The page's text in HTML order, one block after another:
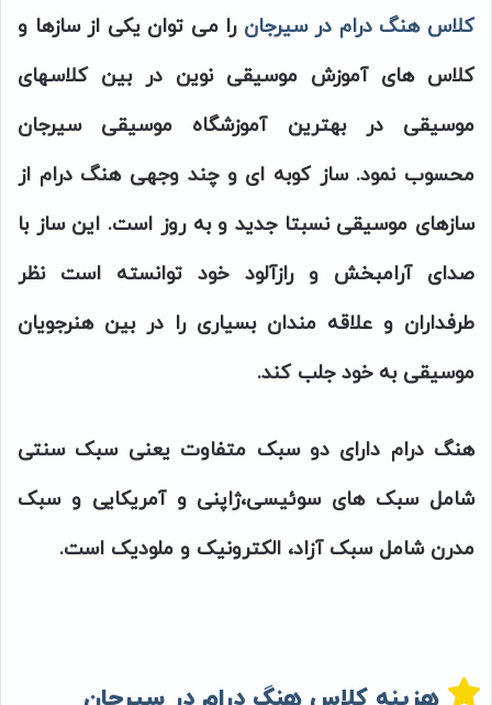
کلاس هنگ درام در سیرجانرا می توان یکی از سازها و
کلاس های آموزش موسیقی نوین در بین کلاسهای
موسیقی در بهترین آموزشگاه موسیقی سیرجان
محسوب نمود. ساز کوبه ای و چند وجهی هنگ درام از
سازهای موسیقی نسبتا جدید و به روز است. این ساز با
صدای آرامبخش و رازآلود خود توانسته است نظر
طرفداران و علاقه مندان بسیاری را در بین هنرجویان
موسیقی به خود جلب کند.
هنگ درام دارای دو سبک متفاوت یعنی سبک سنتی
شامل سبک های سوئیسی،ژاپنی و آمریکایی و سبک
مدرن شامل سبک آزاد، الکترونیک و ملودیک است.